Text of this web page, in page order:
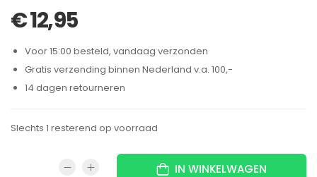
€12,95
Voor 15:00 besteld, vandaag verzonden
Gratis verzending binnen Nederland v.a. 100,-
14 dagen retourneren
Slechts 1 resterend op voorraad
IN WINKELWAGEN